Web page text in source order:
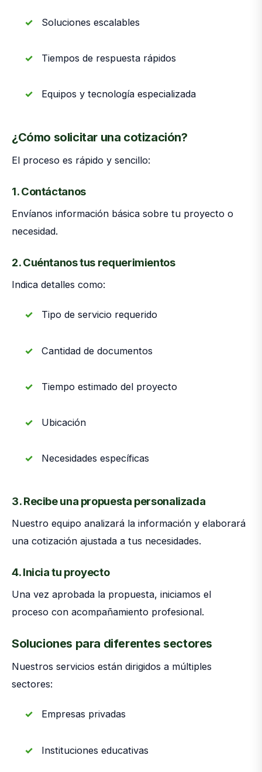
Soluciones escalables
Tiempos de respuesta rápidos
Equipos y tecnología especializada
¿Cómo solicitar una cotización?
El proceso es rápido y sencillo:
1. Contáctanos
Envíanos información básica sobre tu proyecto o
necesidad.
2. Cuéntanos tus requerimientos
Indica detalles como:
Tipo de servicio requerido
Cantidad de documentos
Tiempo estimado del proyecto
Ubicación
Necesidades específicas
3. Recibe una propuesta personalizada
Nuestro equipo analizará la información y elaborará
una cotización ajustada a tus necesidades.
4. Inicia tu proyecto
Una vez aprobada la propuesta, iniciamos el
proceso con acompañamiento profesional.
Soluciones para diferentes sectores
Nuestros servicios están dirigidos a múltiples
sectores:
Empresas privadas
Instituciones educativas